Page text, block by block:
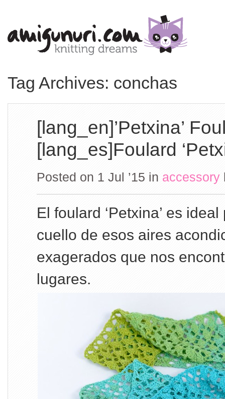
Tag Archives: conchas
[lang_en]’Petxina’
[lang_es]Foulard
Posted on 1 Jul ’15 in accessory
El foulard ‘Petxina’ es
cuello de esos aires
exagerados que nos
lugares.